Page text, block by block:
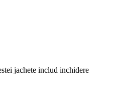
jachete includ inchidere